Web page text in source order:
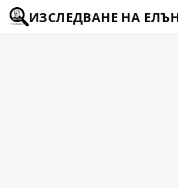
ИЗСЛЕДВАНЕ НА